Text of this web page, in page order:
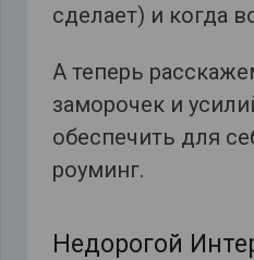
сделает) и когда
А теперь
заморочек и
обеспечить для
роуминг.
Недорогой